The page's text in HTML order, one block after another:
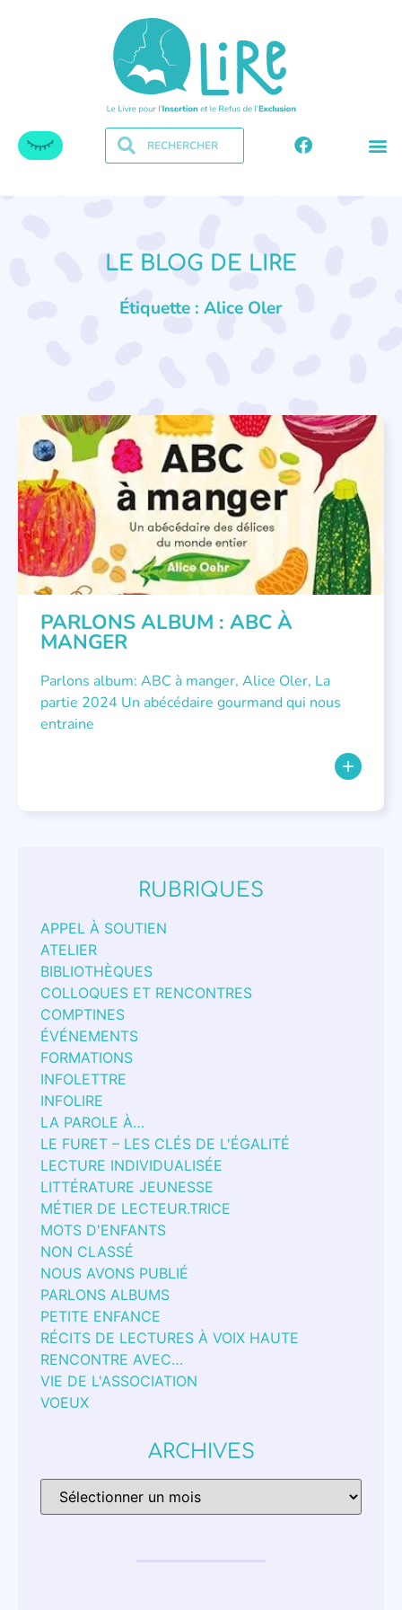
LE BLOG DE LIRE
Étiquette : Alice Oler
PARLONS ALBUMS
PARLONS ALBUM : ABC À
MANGER
Parlons album: ABC à manger, Alice Oler, La
partie 2024 Un abécédaire gourmand qui nous
entraine
RUBRIQUES
APPEL À SOUTIEN
ATELIER
BIBLIOTHÈQUES
COLLOQUES ET RENCONTRES
COMPTINES
ÉVÉNEMENTS
FORMATIONS
INFOLETTRE
INFOLIRE
LA PAROLE À…
LE FURET – LES CLÉS DE L'ÉGALITÉ
LECTURE INDIVIDUALISÉE
LITTÉRATURE JEUNESSE
MÉTIER DE LECTEUR.TRICE
MOTS D'ENFANTS
NON CLASSÉ
NOUS AVONS PUBLIÉ
PARLONS ALBUMS
PETITE ENFANCE
RÉCITS DE LECTURES À VOIX HAUTE
RENCONTRE AVEC…
VIE DE L'ASSOCIATION
VOEUX
ARCHIVES